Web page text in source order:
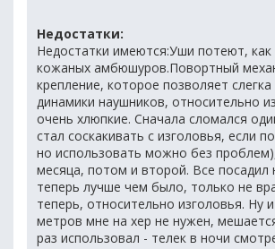
Недостатки:
Недостатки имеются:Уши потеют, как
кожаных амбюшуров.Повортный
крепление, которое позволяет слегка
динамики наушников, относительно
очень хлюпкие. Сначала сломался
стал соскакивать с изголовья, если
но использовать можно без
месяца, потом и второй. Все посадил
теперь лучше чем было, только не
теперь, относительно изголовья. Ну
метров мне на хер не нужен,
раз использовал - телек в ночи